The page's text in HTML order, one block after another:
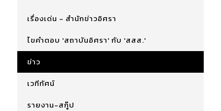
เรื่องเด่น - สำนักข่าวอิศรา
ไขคำตอบ 'สถาบันอิศรา' กับ 'สสส.'
ข่าว
เวทีทัศน์
รายงาน-สกู๊ป